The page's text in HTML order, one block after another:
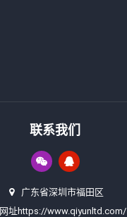
联系我们
广东省深圳市福田区
网址https://www.qiyunltd.com/